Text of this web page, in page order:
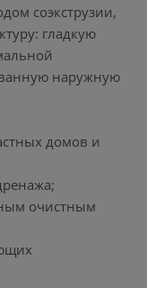
соэкструзии,
гладкую
наружную
домов и
очистным